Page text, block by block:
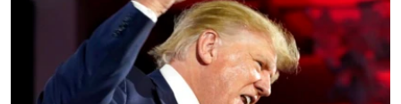
Khmer English